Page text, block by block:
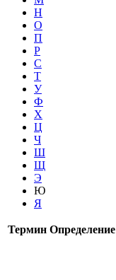
Н
О
П
Р
С
Т
У
Ф
Х
Ц
Ч
Ш
Щ
Э
Ю
Я
Термин Определение